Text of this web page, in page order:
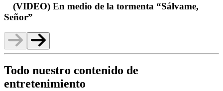
(VIDEO) En medio de la tormenta “Sálvame,
Señor”
Todo nuestro contenido de
entretenimiento